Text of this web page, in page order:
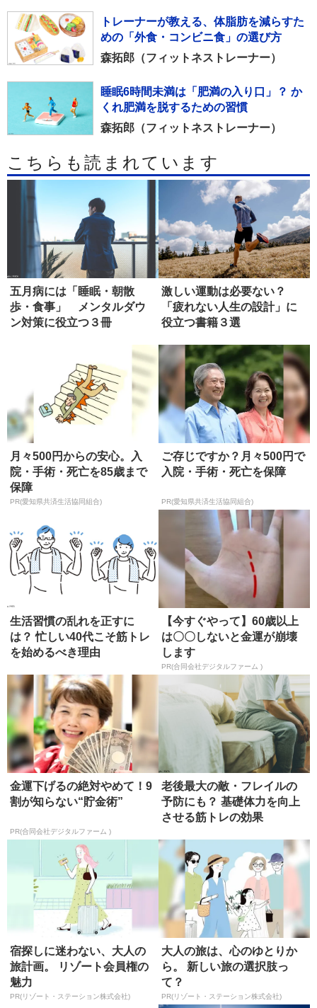
トレーナーが教える、体脂肪を減らすた
めの「外食・コンビニ食」の選び方
森拓郎（フィットネストレーナー）
睡眠6時間未満は「肥満の入り口」？ か
くれ肥満を脱するための習慣
森拓郎（フィットネストレーナー）
こちらも読まれています
五月病には「睡眠・朝散
歩・食事」 メンタルダウ
ン対策に役立つ３冊
激しい運動は必要ない？
「疲れない人生の設計」に
役立つ書籍３選
月々500円からの安心。入
院・手術・死亡を85歳まで
保障
PR(愛知県共済生活協同組合)
ご存じですか？月々500円で
入院・手術・死亡を保障
PR(愛知県共済生活協同組合)
生活習慣の乱れを正すに
は？ 忙しい40代こそ筋トレ
を始めるべき理由
【今すぐやって】60歳以上
は〇〇しないと金運が崩壊
します
PR(合同会社デジタルファーム )
金運下げるの絶対やめて！9
割が知らない“貯金術”
PR(合同会社デジタルファーム )
老後最大の敵・フレイルの
予防にも？ 基礎体力を向上
させる筋トレの効果
宿探しに迷わない、大人の
旅計画。 リゾート会員権の
魅力
PR(リゾート・ステーション株式会社)
大人の旅は、心のゆとりか
ら。 新しい旅の選択肢っ
て？
PR(リゾート・ステーション株式会社)